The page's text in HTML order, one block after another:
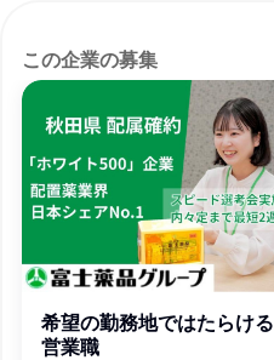
この企業の募集
希望の勤務地ではたらける
営業職